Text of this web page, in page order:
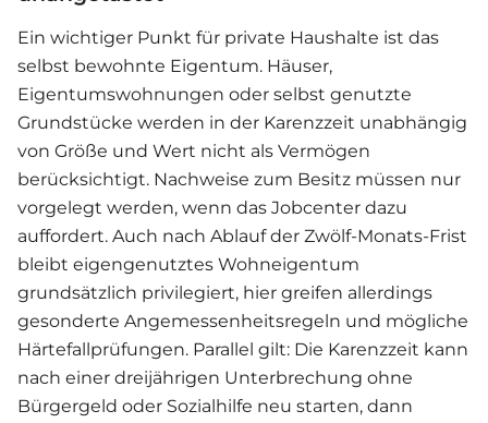
Ein wichtiger Punkt für private Haushalte ist das
selbst bewohnte Eigentum. Häuser,
Eigentumswohnungen oder selbst genutzte
Grundstücke werden in der Karenzzeit unabhängig
von Größe und Wert nicht als Vermögen
berücksichtigt. Nachweise zum Besitz müssen nur
vorgelegt werden, wenn das Jobcenter dazu
auffordert. Auch nach Ablauf der Zwölf-Monats-Frist
bleibt eigengenutztes Wohneigentum
grundsätzlich privilegiert, hier greifen allerdings
gesonderte Angemessenheitsregeln und mögliche
Härtefallprüfungen. Parallel gilt: Die Karenzzeit kann
nach einer dreijährigen Unterbrechung ohne
Bürgergeld oder Sozialhilfe neu starten, dann